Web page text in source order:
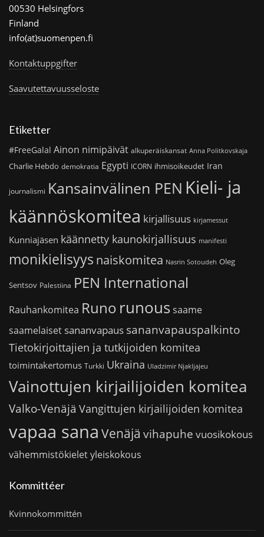
00530 Helsingfors
Finland
info(at)suomenpen.fi
Kontaktuppgifter
Saavutettavuusseloste
Etiketter
#FreeGalal Ainon nimipäivät alkuperäiskansat Anna Politkovskaja
Charlie Hebdo demokratia Egypti ICORN ihmisoikeudet Iran
journalismi Kansainvälinen PEN Kieli- ja
käännöskomitea kirjallisuus kirjamessut
Kunniajäsen käännetty kaunokirjallisuus manifesti
monikielisyys naiskomitea Nasrin Sotoudeh Oleg
Sentsov Palestiina PEN International
Rauhankomitea Runo runoussaame
saamelaiset sananvapaus sananvapauspalkinto
Tietokirjoittajien ja tutkijoiden komitea
toimintakertomus Turkki Ukraina Uladzimir Njakljajeu
Vainottujen kirjailijoiden komitea
Valko-Venäjä Vangittujen kirjailijoiden komitea
vapaa sana Venäjä vihapuhe vuosikokous
vähemmistökieletyleiskokous
Kommittéer
Kvinnokommittén